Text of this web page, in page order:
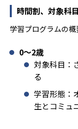
時間割、対象科
学習プログラムの概
0〜2歳
対象科目：
る
学習形態：
生とコミュ